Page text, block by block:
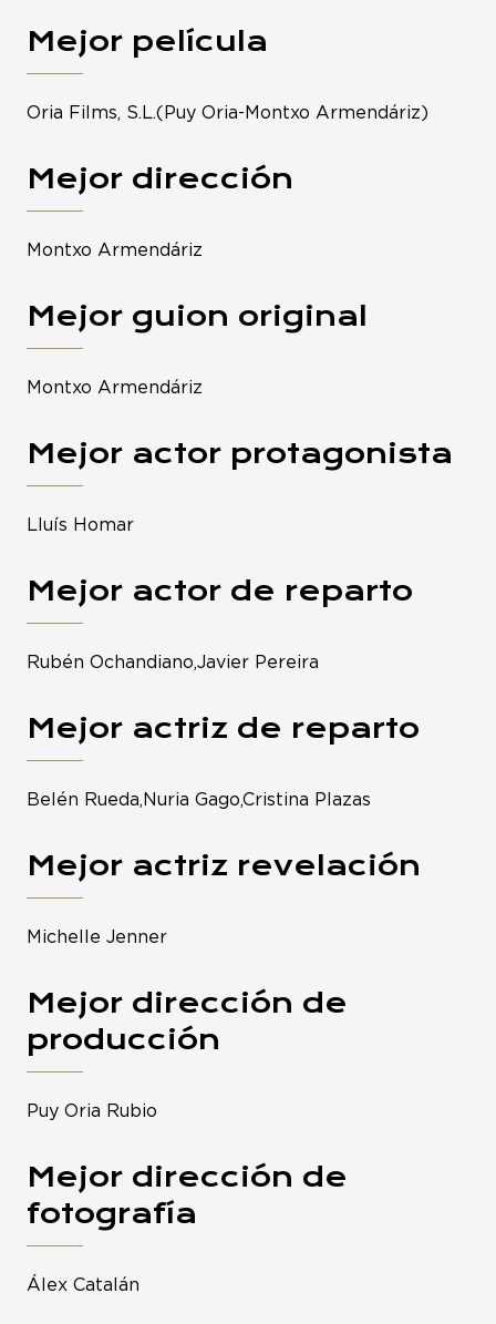
Mejor película
Oria Films, S.L.(Puy Oria-Montxo Armendáriz)
Mejor dirección
Montxo Armendáriz
Mejor guion original
Montxo Armendáriz
Mejor actor protagonista
Lluís Homar
Mejor actor de reparto
Rubén Ochandiano,Javier Pereira
Mejor actriz de reparto
Belén Rueda,Nuria Gago,Cristina Plazas
Mejor actriz revelación
Michelle Jenner
Mejor dirección de
producción
Puy Oria Rubio
Mejor dirección de
fotografía
Álex Catalán